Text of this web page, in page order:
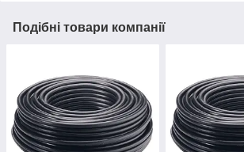
Подібні товари компанії